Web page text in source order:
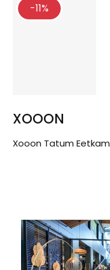
-11%
XOOON
Xooon Tatum